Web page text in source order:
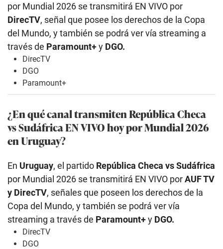
por Mundial 2026 se transmitirá EN VIVO por
DirecTV, señal que posee los derechos de la Copa
del Mundo, y también se podrá ver vía streaming a
través de Paramount+y DGO.
DirecTV
DGO
Paramount+
¿En qué canal transmiten República Checa
vs Sudáfrica EN VIVO hoy por Mundial 2026
en Uruguay?
En Uruguay, el partido República Checa vs Sudáfrica
por Mundial 2026 se transmitirá EN VIVO porAUF TV
y DirecTV, señales que poseen los derechos de la
Copa del Mundo, y también se podrá ver vía
streaming a través de Paramount+y DGO.
DirecTV
DGO